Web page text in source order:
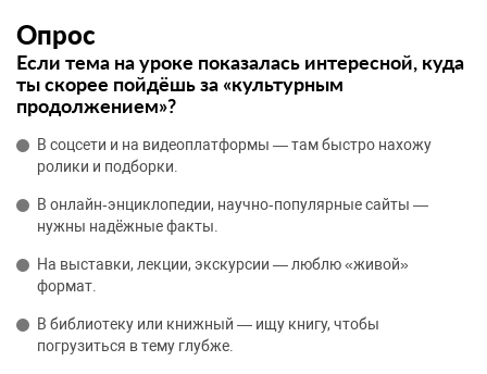
Опрос
Если тема на уроке показалась интересной, куда
ты скорее пойдёшь за «культурным
продолжением»?
В соцсети и на видеоплатформы — там быстро нахожу
ролики и подборки.
В онлайн‑энциклопедии, научно‑популярные сайты —
нужны надёжные факты.
На выставки, лекции, экскурсии — люблю «живой»
формат.
В библиотеку или книжный — ищу книгу, чтобы
погрузиться в тему глубже.